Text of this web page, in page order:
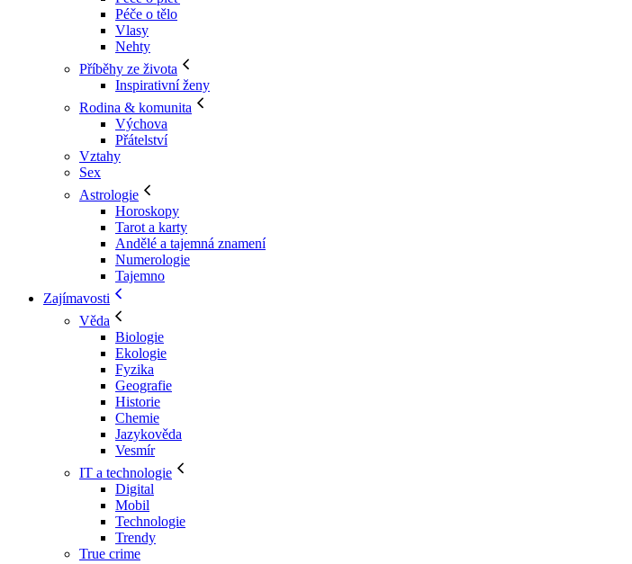
Péče o tělo
Vlasy
Nehty
Příběhy ze života
Inspirativní ženy
Rodina & komunita
Výchova
Přátelství
Vztahy
Sex
Astrologie
Horoskopy
Tarot a karty
Andělé a tajemná znamení
Numerologie
Tajemno
Zajímavosti
Věda
Biologie
Ekologie
Fyzika
Geografie
Historie
Chemie
Jazykověda
Vesmír
IT a technologie
Digital
Mobil
Technologie
Trendy
True crime